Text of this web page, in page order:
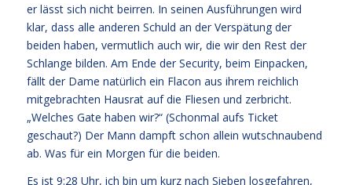
er lässt sich nicht beirren. In seinen Ausführungen wird
klar, dass alle anderen Schuld an der Verspätung der
beiden haben, vermutlich auch wir, die wir den Rest der
Schlange bilden. Am Ende der Security, beim Einpacken,
fällt der Dame natürlich ein Flacon aus ihrem reichlich
mitgebrachten Hausrat auf die Fliesen und zerbricht.
„Welches Gate haben wir?“ (Schonmal aufs Ticket
geschaut?) Der Mann dampft schon allein wutschnaubend
ab. Was für ein Morgen für die beiden.
Es ist 9:28 Uhr, ich bin um kurz nach Sieben losgefahren,